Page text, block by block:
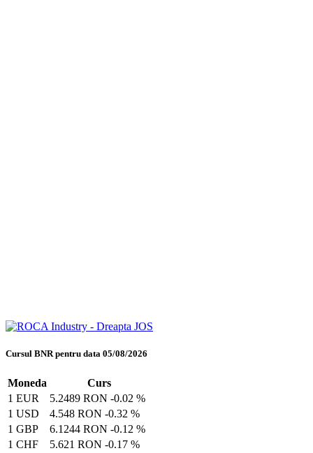
Cursul BNR pentru data 05/08/2026
Moneda
Curs
1 EUR
5.2489 RON -0.02 %
1 USD
4.548 RON -0.32 %
1 GBP
6.1244 RON -0.12 %
1 CHF
5.621 RON -0.17 %